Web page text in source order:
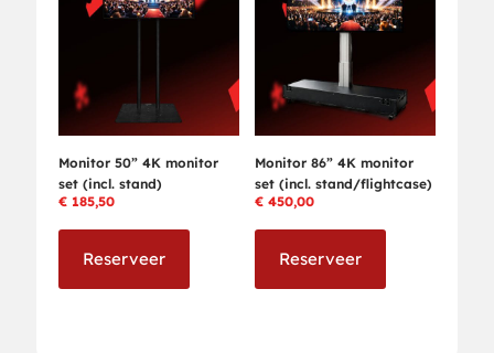
Monitor 50” 4K monitor
set (incl. stand)
€ 185,50
Reserveer
Monitor 86” 4K monitor
set (incl. stand/flightcase)
€450,00
Reserveer